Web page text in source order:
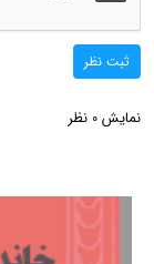
ثبت نظر
نمایش 0 نظر